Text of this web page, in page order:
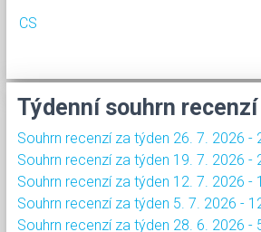
CS
Týdenní souhrn recenzí
Souhrn recenzí za týden 26. 7. 2026 -
Souhrn recenzí za týden 19. 7. 2026 -
Souhrn recenzí za týden 12. 7. 2026 -
Souhrn recenzí za týden 5. 7. 2026 -
Souhrn recenzí za týden 28. 6. 2026 -